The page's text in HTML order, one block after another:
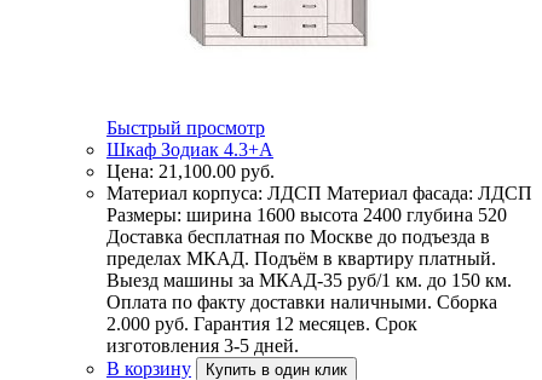
Быстрый просмотр
Шкаф Зодиак 4.3+А
Цена: 21,100.00 руб.
Материал корпуса: ЛДСП Материал фасада: ЛДСП
Размеры: ширина 1600 высота 2400 глубина 520
Доставка бесплатная по Москве до подъезда в
пределах МКАД. Подъём в квартиру платный.
Выезд машины за МКАД-35 руб/1 км. до 150 км.
Оплата по факту доставки наличными. Сборка
2.000 руб. Гарантия 12 месяцев. Срок
изготовления 3-5 дней.
В корзину
Купить в один клик